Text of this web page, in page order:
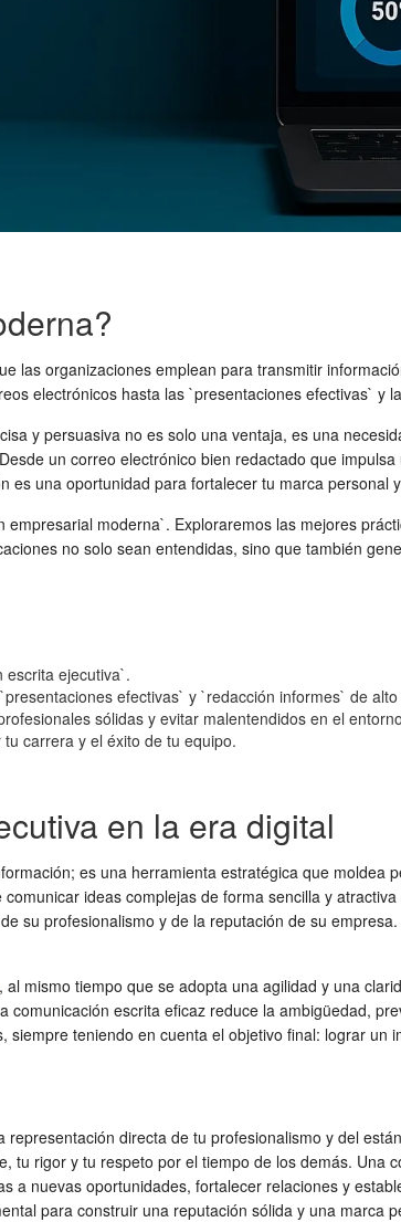
las organizaciones emplean para transmitir
electrónicos hasta las `presentaciones efectivas` y
y persuasiva no es solo una ventaja, es una
un correo electrónico bien redactado que
una oportunidad para fortalecer tu marca personal
moderna`. Exploraremos las mejores
no solo sean entendidas, sino que también
escrita ejecutiva`.
efectivas` y `redacción informes` de
sólidas y evitar malentendidos en el
carrera y el éxito de tu equipo.
en la era digital
es una herramienta estratégica que moldea
ideas complejas de forma sencilla y
su profesionalismo y de la reputación de su
, al mismo tiempo que se adopta una agilidad y una
escrita eficaz reduce la ambigüedad,
teniendo en cuenta el objetivo final: lograr un
directa de tu profesionalismo y del
rigor y tu respeto por el tiempo de los demás. Una
nuevas oportunidades, fortalecer relaciones y
para construir una reputación sólida y una marca